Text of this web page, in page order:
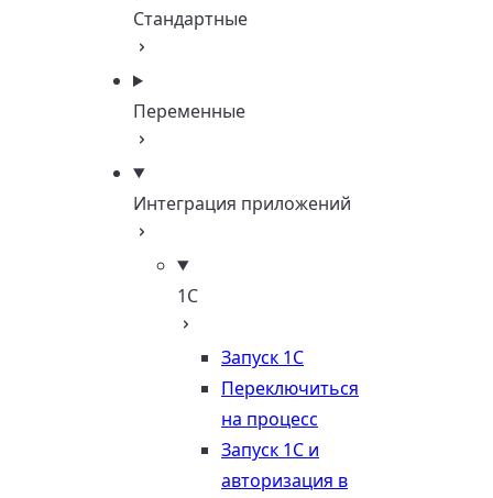
Стандартные
Переменные
Интеграция приложений
1С
Запуск 1С
Переключиться
на процесс
Запуск 1С и
авторизация в